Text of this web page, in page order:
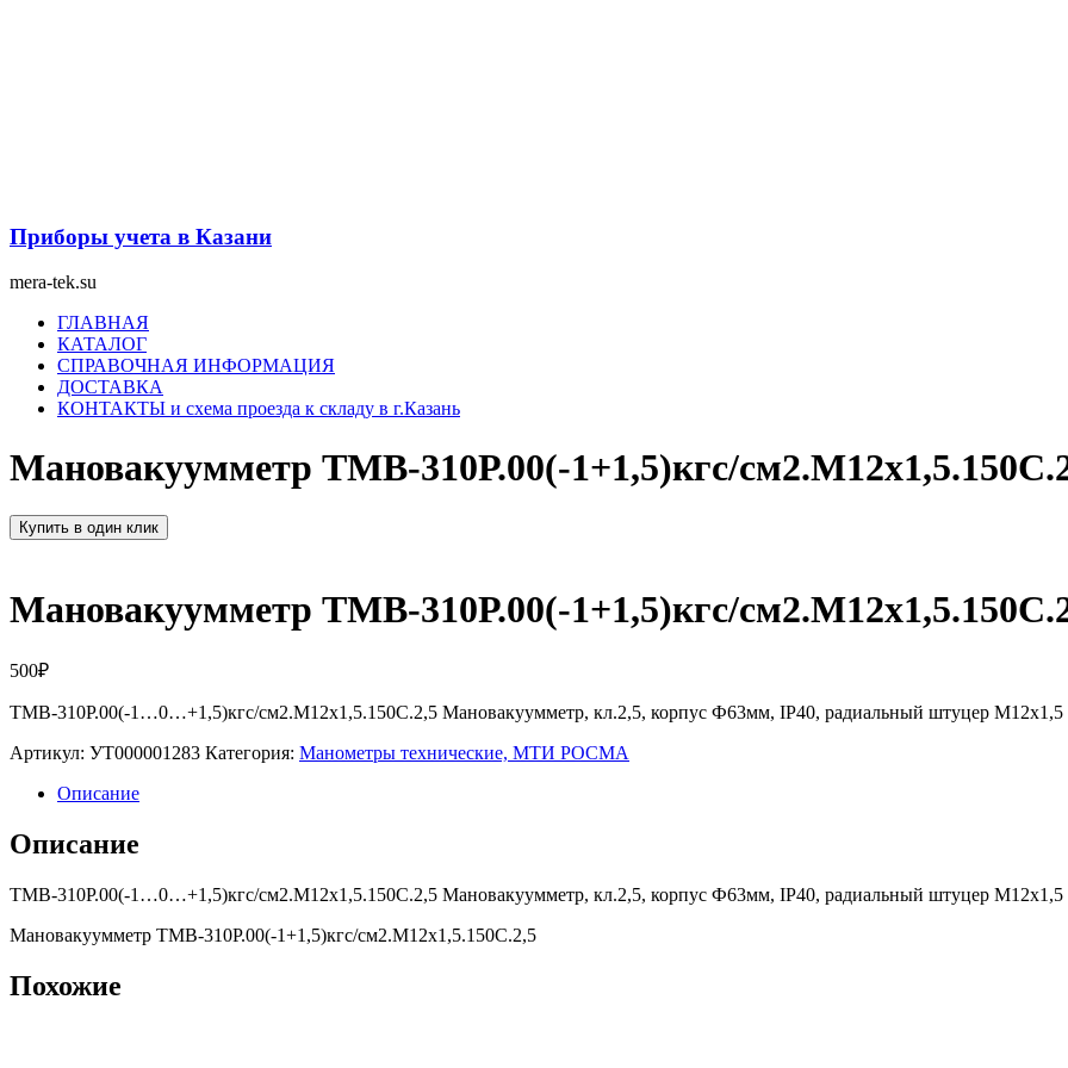
Приборы учета в Казани
mera-tek.su
МенюГЛАВНАЯ
КАТАЛОГ
СПРАВОЧНАЯ ИНФОРМАЦИЯ
ДОСТАВКА
КОНТАКТЫ и схема проезда к складу в г.Казань
Мановакуумметр ТМВ-310Р.00(-1+1,5)кгс/
Купить в один клик
Мановакуумметр ТМВ-310Р.00(-1+1,5)кгс/
500₽
ТМВ-310Р.00(-1…0…+1,5)кгс/см2.M12х1,5.150С.2,5 Мановакуумметр, кл.2,5, корпус Ф63мм, IP40, радиальный штуцер М12х1,5
Артикул: УТ000001283 Категория: Манометры технические, МТИ РОСМА
Описание
Описание
ТМВ-310Р.00(-1…0…+1,5)кгс/см2.M12х1,5.150С.2,5 Мановакуумметр, кл.2,5, корпус Ф63мм, IP40, радиальный штуцер М12х1,5
Мановакуумметр ТМВ-310Р.00(-1+1,5)кгс/см2.M12х1,5.150С.2,5
Похожие